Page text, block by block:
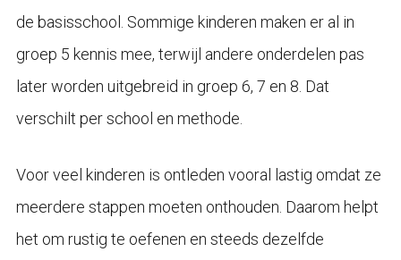
de basisschool. Sommige kinderen maken er al in
groep 5 kennis mee, terwijl andere onderdelen pas
later worden uitgebreid in groep 6, 7 en 8. Dat
verschilt per school en methode.
Voor veel kinderen is ontleden vooral lastig omdat ze
meerdere stappen moeten onthouden. Daarom helpt
het om rustig te oefenen en steeds dezelfde